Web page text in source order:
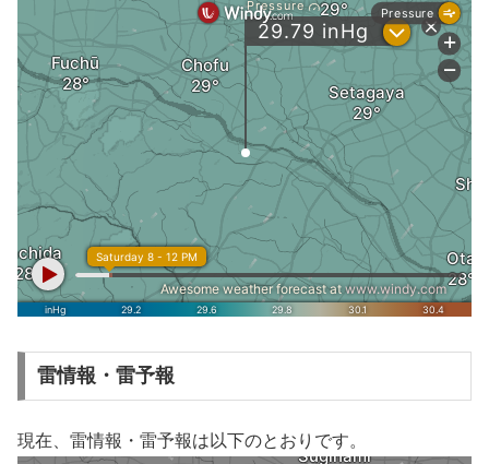
雷情報・雷予報
現在、雷情報・雷予報は以下のとおりです。